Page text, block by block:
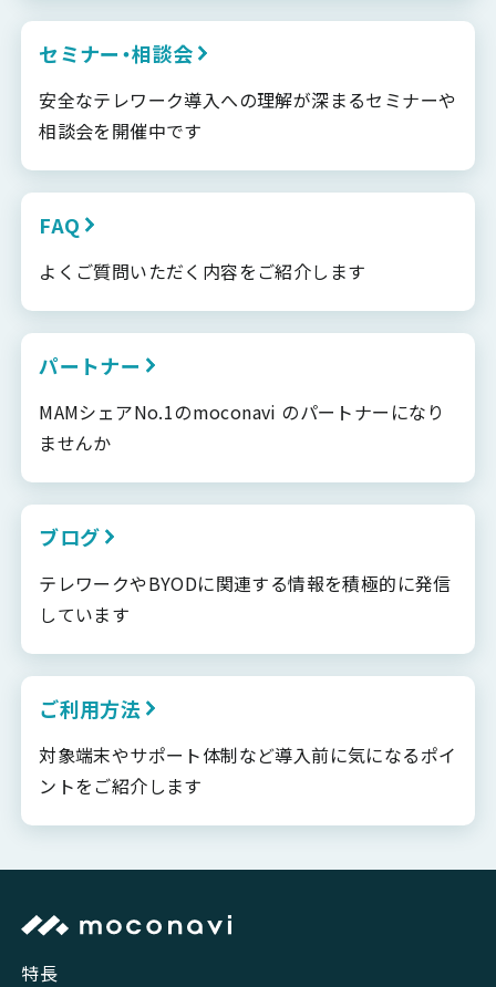
セミナー・相談会
安全なテレワーク導入への理解が深まるセミナーや
相談会を開催中です
FAQ
よくご質問いただく内容をご紹介します
パートナー
MAMシェアNo.1のmoconavi のパートナーになり
ませんか
ブログ
テレワークやBYODに関連する情報を積極的に発信
しています
ご利用方法
対象端末やサポート体制など導入前に気になるポイ
ントをご紹介します
特長